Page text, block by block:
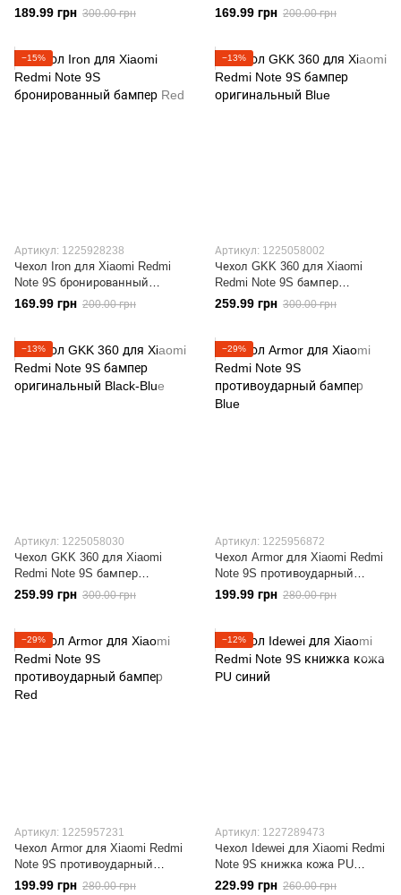
бампер Black
189.99 грн 300.00 грн
бампер Dark Blue
169.99 грн 200.00 грн
−15%
Артикул: 1225928238
Чехол Iron для Xiaomi Redmi
Note 9S бронированный
бампер Red
169.99 грн 200.00 грн
−13%
Артикул: 1225058002
Чехол GKK 360 для Xiaomi
Redmi Note 9S бампер
оригинальный Blue
259.99 грн 300.00 грн
−13%
Артикул: 1225058030
Чехол GKK 360 для Xiaomi
Redmi Note 9S бампер
оригинальный Black-Blue
259.99 грн 300.00 грн
−29%
Артикул: 1225956872
Чехол Armor для Xiaomi Redmi
Note 9S противоударный
бампер Blue
199.99 грн 280.00 грн
−29%
Артикул: 1225957231
Чехол Armor для Xiaomi Redmi
Note 9S противоударный
бампер Red
199.99 грн 280.00 грн
−12%
Артикул: 1227289473
Чехол Idewei для Xiaomi Redmi
Note 9S книжка кожа PU
синий
229.99 грн 260.00 грн